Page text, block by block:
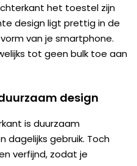
het toestel zijn
design ligt prettig in de
van je smartphone.
tot geen bulk toe aan
design
is duurzaam
gebruik. Toch
verfijnd, zodat je